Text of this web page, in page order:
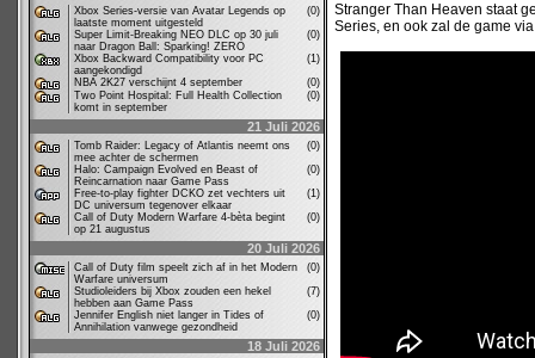
Xbox Series-versie van Avatar Legends op
laatste moment uitgesteld
(0)
Super Limit-Breaking NEO DLC op 30 juli
naar Dragon Ball: Sparking! ZERO
(0)
Xbox Backward Compatibility voor PC
aangekondigd
(1)
NBA 2K27 verschijnt 4 september
(0)
Two Point Hospital: Full Health Collection
komt in september
(0)
21 Juli 2026
Tomb Raider: Legacy of Atlantis neemt ons
mee achter de schermen
(0)
Halo: Campaign Evolved en Beast of
Reincarnation naar Game Pass
(0)
Free-to-play fighter DCKO zet vechters uit
DC universum tegenover elkaar
(1)
Call of Duty Modern Warfare 4-bèta begint
op 21 augustus
(0)
20 Juli 2026
Call of Duty film speelt zich af in het Modern
Warfare universum
(0)
Studioleiders bij Xbox zouden een hekel
hebben aan Game Pass
(7)
Jennifer English niet langer in Tides of
Annihilation vanwege gezondheid
(0)
18 Juli 2026
Stranger Than Heaven staat
Series, en ook zal de game